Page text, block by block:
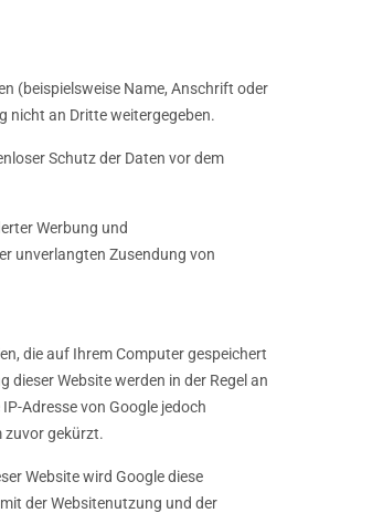
(beispielsweise Name, Anschrift oder
nicht an Dritte weitergegeben.
Schutz der Daten vor dem
Werbung und
unverlangten Zusendung von
die auf Ihrem Computer gespeichert
Website werden in der Regel an
Adresse von Google jedoch
zuvor gekürzt.
Website wird Google diese
der Websitenutzung und der